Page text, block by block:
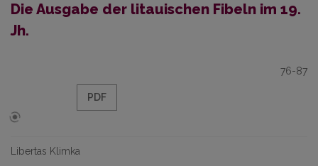
Die Ausgabe der litauischen Fibeln im 19.
Jh.
76-87
PDF
Libertas Klimka